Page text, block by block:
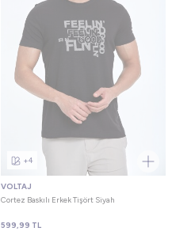
+4
VOLTAJ
Cortez Baskılı Erkek Tişört Siyah
599,99 TL